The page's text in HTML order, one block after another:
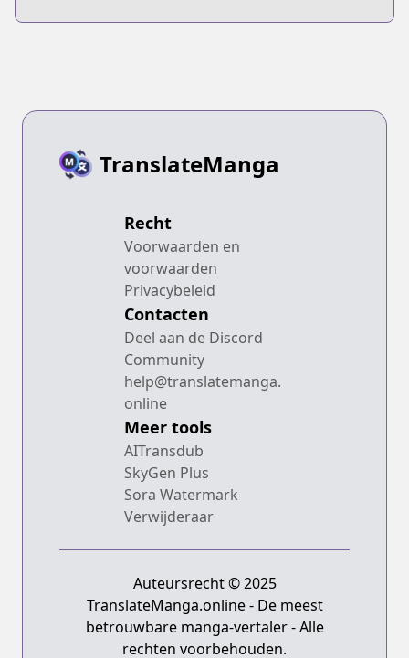
TranslateManga
Recht
Voorwaarden en
voorwaarden
Privacybeleid
Contacten
Deel aan de Discord
Community
help@translatemanga.
online
Meer tools
AITransdub
SkyGen Plus
Sora Watermark
Verwijderaar
Auteursrecht © 2025
TranslateManga.online - De meest
betrouwbare manga-vertaler - Alle
rechten voorbehouden.